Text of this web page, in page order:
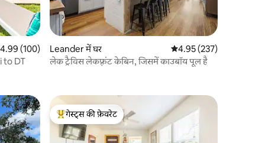
रेटिंग 5 में से 4.99, 100 समीक्षाएँ
4.99 (100)
to DT
Leander में घर औसत रेटिंग 5 में से 4.95,
4.95 (237)
लेक ट्रैविस लेकफ़्रंट केबिन, जिसमें काउबॉय पूल है
गेस्ट्स का टॉप फ़ेवरेट
गेस्ट्स की फ़ेवरेट